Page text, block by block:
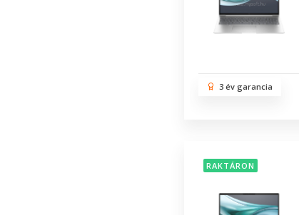
3 év garancia
RAKTÁRON